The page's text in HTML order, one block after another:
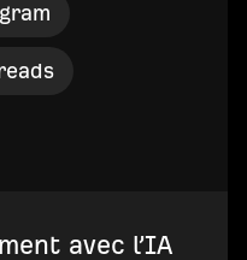
avec l’IA